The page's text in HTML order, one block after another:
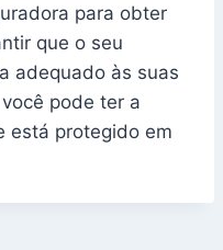
para obter
que o seu
adequado às suas
pode ter a
está protegido em